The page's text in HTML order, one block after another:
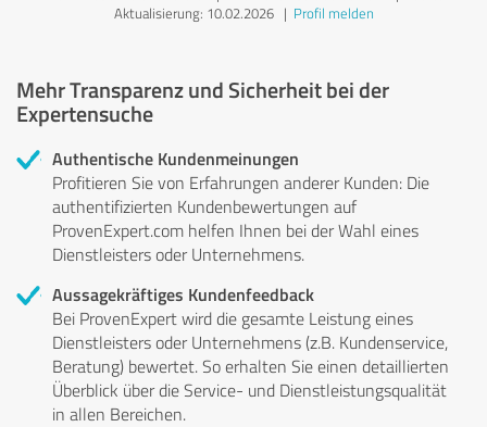
Aktualisierung: 10.02.2026| Profil melden
Mehr Transparenz und Sicherheit bei der
Expertensuche
Authentische Kundenmeinungen
Profitieren Sie von Erfahrungen anderer Kunden: Die
authentifizierten Kundenbewertungen auf
ProvenExpert.com helfen Ihnen bei der Wahl eines
Dienstleisters oder Unternehmens.
Aussagekräftiges Kundenfeedback
Bei ProvenExpert wird die gesamte Leistung eines
Dienstleisters oder Unternehmens (z.B. Kundenservice,
Beratung) bewertet. So erhalten Sie einen detaillierten
Überblick über die Service- und Dienstleistungsqualität
in allen Bereichen.